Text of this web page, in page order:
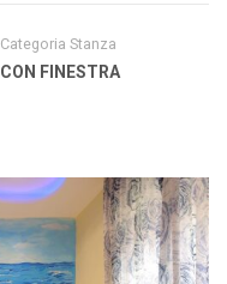
Categoria Stanza
CON FINESTRA